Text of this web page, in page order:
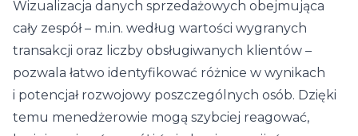
Wizualizacja danych sprzedażowych obejmująca
cały zespół – m.in. według wartości wygranych
transakcji oraz liczby obsługiwanych klientów –
pozwala łatwo identyfikować różnice w wynikach
i potencjał rozwojowy poszczególnych osób. Dzięki
temu menedżerowie mogą szybciej reagować,